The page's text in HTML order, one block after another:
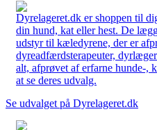
Dyrelageret.dk er shoppen til
din hund, kat eller hest. De
udstyr til kæledyrene, der er
dyreadfærdsterapeuter,
alt, afprøvet af erfarne hunde-,
at se deres udvalg.
Se udvalget på Dyrelageret.dk